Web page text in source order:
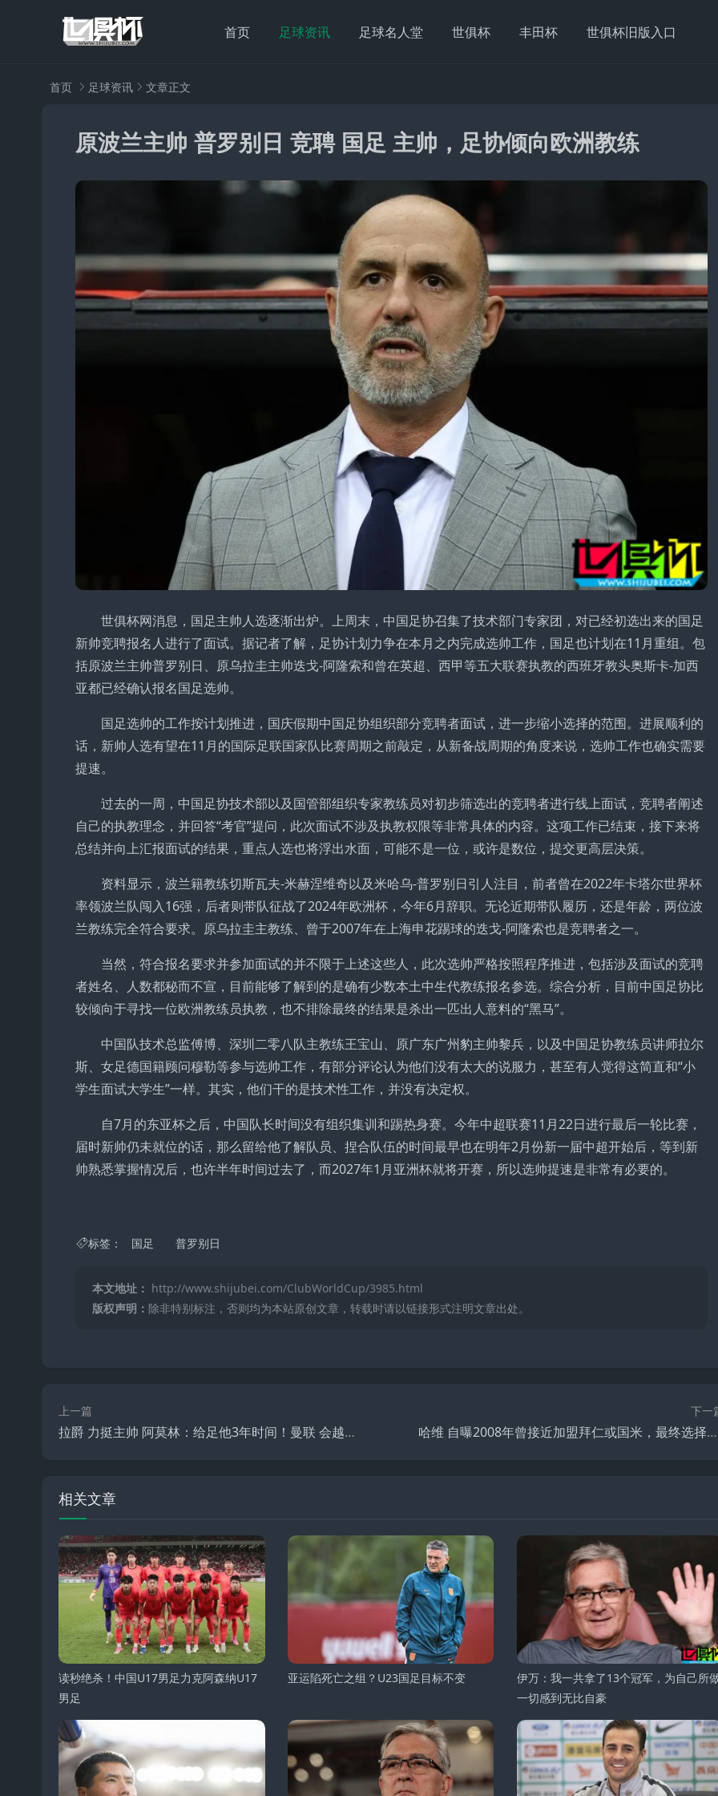
首页 足球资讯 足球名人堂 世俱杯 丰田杯 世俱杯旧版入口
首页 足球资讯 文章正文
原波兰主帅 普罗别日 竞聘 国足 主帅，足协倾向欧洲教练
世俱杯网消息，国足主帅人选逐渐出炉。上周末，中国足协召集了技术部门专家团，对已经初选出来的国足
新帅竞聘报名人进行了面试。据记者了解，足协计划力争在本月之内完成选帅工作，国足也计划在11月重组。包
括原波兰主帅普罗别日、原乌拉圭主帅迭戈-阿隆索和曾在英超、西甲等五大联赛执教的西班牙教头奥斯卡-加西
亚都已经确认报名国足选帅。
国足选帅的工作按计划推进，国庆假期中国足协组织部分竞聘者面试，进一步缩小选择的范围。进展顺利的
话，新帅人选有望在11月的国际足联国家队比赛周期之前敲定，从新备战周期的角度来说，选帅工作也确实需要
提速。
过去的一周，中国足协技术部以及国管部组织专家教练员对初步筛选出的竞聘者进行线上面试，竞聘者阐述
自己的执教理念，并回答“考官”提问，此次面试不涉及执教权限等非常具体的内容。这项工作已结束，接下来将
总结并向上汇报面试的结果，重点人选也将浮出水面，可能不是一位，或许是数位，提交更高层决策。
资料显示，波兰籍教练切斯瓦夫-米赫涅维奇以及米哈乌-普罗别日引人注目，前者曾在2022年卡塔尔世界杯
率领波兰队闯入16强，后者则带队征战了2024年欧洲杯，今年6月辞职。无论近期带队履历，还是年龄，两位波
兰教练完全符合要求。原乌拉圭主教练、曾于2007年在上海申花踢球的迭戈-阿隆索也是竞聘者之一。
当然，符合报名要求并参加面试的并不限于上述这些人，此次选帅严格按照程序推进，包括涉及面试的竞聘
者姓名、人数都秘而不宣，目前能够了解到的是确有少数本土中生代教练报名参选。综合分析，目前中国足协比
较倾向于寻找一位欧洲教练员执教，也不排除最终的结果是杀出一匹出人意料的“黑马”。
中国队技术总监傅博、深圳二零八队主教练王宝山、原广东广州豹主帅黎兵，以及中国足协教练员讲师拉尔
斯、女足德国籍顾问穆勒等参与选帅工作，有部分评论认为他们没有太大的说服力，甚至有人觉得这简直和“小
学生面试大学生”一样。其实，他们干的是技术性工作，并没有决定权。
自7月的东亚杯之后，中国队长时间没有组织集训和踢热身赛。今年中超联赛11月22日进行最后一轮比赛，
届时新帅仍未就位的话，那么留给他了解队员、捏合队伍的时间最早也在明年2月份新一届中超开始后，等到新
帅熟悉掌握情况后，也许半年时间过去了，而2027年1月亚洲杯就将开赛，所以选帅提速是非常有必要的。
标签： 国足 普罗别日
本文地址： http://www.shijubei.com/ClubWorldCup/3985.html
版权声明： 除非特别标注，否则均为本站原创文章，转载时请以链接形式注明文章出处。
上一篇
拉爵 力挺主帅 阿莫林：给足他3年时间！曼联 会越来越有钱
下一
哈维 自曝2008年曾接近加盟拜仁或国米，最终选择忠于 巴萨
相关文章
读秒绝杀！中国U17男足力克阿森纳U17
男足
亚运陷死亡之组？U23国足目标不变
伊万：我一共拿了13个冠军，为自己所
一切感到无比自豪